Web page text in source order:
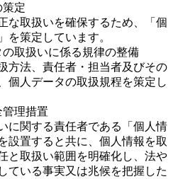
策定
な取扱いを確保するため、「個
を策定しています。
の取扱いに係る規律の整備
方法、責任者・担当者及びその
個人データの取扱規程を策定し
管理措置
に関する責任者である「個人情
設置すると共に、個人情報を取
と取扱い範囲を明確化し、法や
ている事実又は兆候を把握した